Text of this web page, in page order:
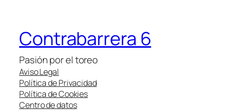
Contrabarrera 6
Pasión por el toreo
Aviso Legal
Política de Privacidad
Política de Cookies
Centro de datos